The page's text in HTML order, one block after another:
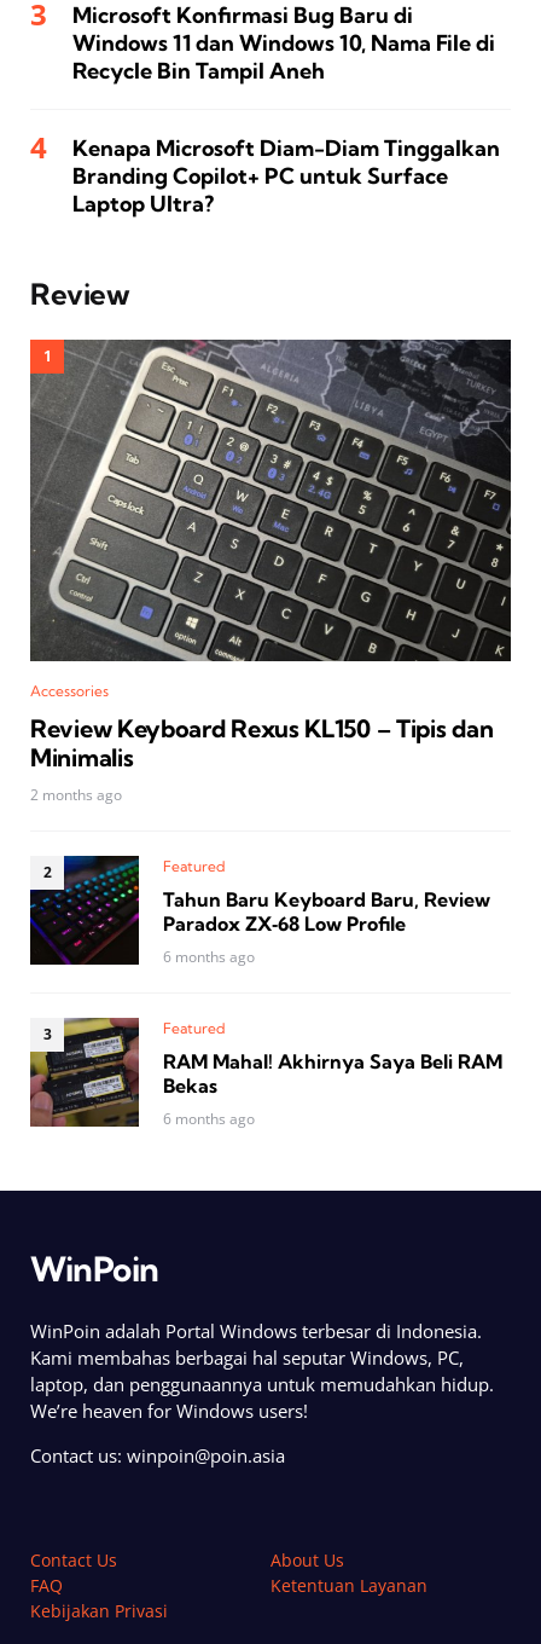
Microsoft Konfirmasi Bug Baru di
Windows 11 dan Windows 10, Nama File di
Recycle Bin Tampil Aneh
Kenapa Microsoft Diam-Diam Tinggalkan
Branding Copilot+ PC untuk Surface
Laptop Ultra?
Review
Accessories
Review Keyboard Rexus KL150 – Tipis dan
Minimalis
2 months ago
Featured
Tahun Baru Keyboard Baru, Review
Paradox ZX‑68 Low Profile
6 months ago
Featured
RAM Mahal! Akhirnya Saya Beli RAM
Bekas
6 months ago
WinPoin
WinPoin adalah Portal Windows terbesar di Indonesia.
Kami membahas berbagai hal seputar Windows, PC,
laptop, dan penggunaannya untuk memudahkan hidup.
We’re heaven for Windows users!
Contact us: winpoin@poin.asia
Contact Us
About Us
FAQ
Ketentuan Layanan
Kebijakan Privasi